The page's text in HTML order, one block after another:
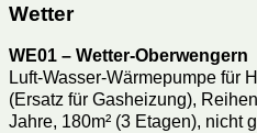
Wetter
WE01 – Wetter-Oberwengern
Luft-Wasser-Wärmepumpe für
(Ersatz für Gasheizung),
Jahre, 180m² (3 Etagen), nicht